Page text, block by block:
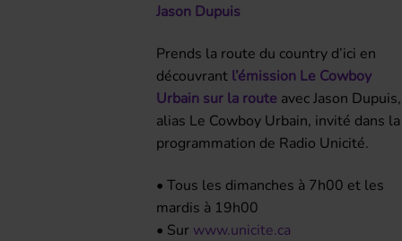
Jason Dupuis
Prends la route du country d’ici en
découvrant l’émission Le Cowboy
Urbain sur la route avec Jason Dupuis,
alias Le Cowboy Urbain, invité dans la
programmation de Radio Unicité.
• Tous les dimanches à 7h00 et les
mardis à 19h00
• Sur www.unicite.ca